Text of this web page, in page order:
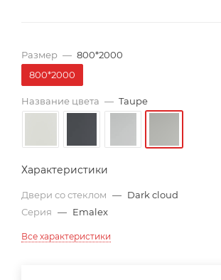
Размер — 800*2000
800*2000
Название цвета — Taupe
Характеристики
Двери со стеклом — Dark cloud
Серия — Emalex
Все характеристики